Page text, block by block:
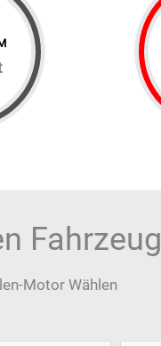
Fahrzeug
Motor Wählen